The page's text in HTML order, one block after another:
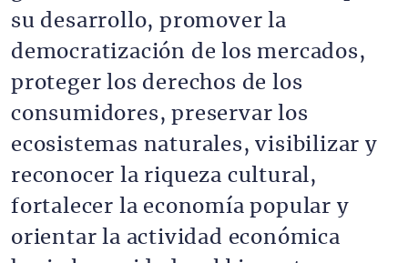
su desarrollo, promover la
democratización de los mercados,
proteger los derechos de los
consumidores, preservar los
ecosistemas naturales, visibilizar y
reconocer la riqueza cultural,
fortalecer la economía popular y
orientar la actividad económica